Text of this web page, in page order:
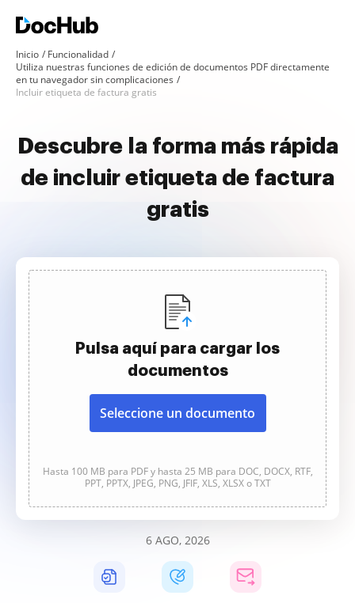
Inicio
Funcionalidad
Utiliza nuestras funciones de edición de documentos PDF directamente
en tu navegador sin complicaciones
Incluir etiqueta de factura gratis
Descubre la forma más rápida
de incluir etiqueta de factura
gratis
Pulsa aquí para cargar los
documentos
Seleccione un documento
Hasta 100 MB para PDF y hasta 25 MB para DOC, DOCX, RTF,
PPT, PPTX, JPEG, PNG, JFIF, XLS, XLSX o TXT
6 AGO, 2026